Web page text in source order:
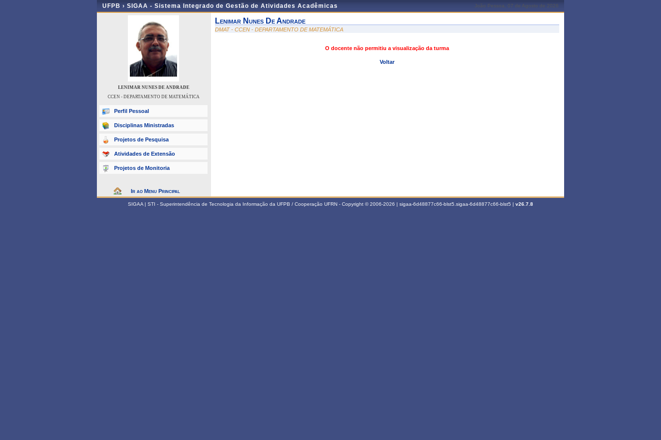
UFPB › SIGAA - Sistema Integrado de Gestão de Atividades Acadêmicas João Pessoa, 07 de Agosto de 2026
LENIMAR NUNES DE ANDRADE
CCEN - DEPARTAMENTO DE MATEMÁTICA
Perfil Pessoal
Disciplinas Ministradas
Projetos de Pesquisa
Atividades de Extensão
Projetos de Monitoria
Ir ao Menu Principal
Lenimar Nunes De Andrade
DMAT - CCEN - DEPARTAMENTO DE MATEMÁTICA
O docente não permitiu a visualização da turma
Voltar
SIGAA | STI - Superintendência de Tecnologia da Informação da UFPB / Cooperação UFRN - Copyright © 2006-2026 | sigaa-6d48877c66-blst5.sigaa-6d48877c66-blst5 | v26.7.8